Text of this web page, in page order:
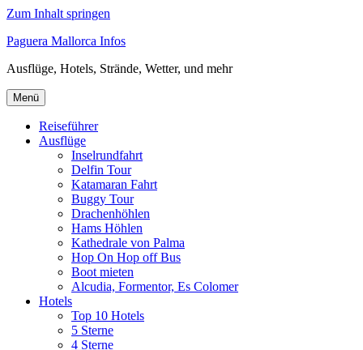
Zum Inhalt springen
Paguera Mallorca Infos
Ausflüge, Hotels, Strände, Wetter, und mehr
Menü
Reiseführer
Ausflüge
Inselrundfahrt
Delfin Tour
Katamaran Fahrt
Buggy Tour
Drachenhöhlen
Hams Höhlen
Kathedrale von Palma
Hop On Hop off Bus
Boot mieten
Alcudia, Formentor, Es Colomer
Hotels
Top 10 Hotels
5 Sterne
4 Sterne